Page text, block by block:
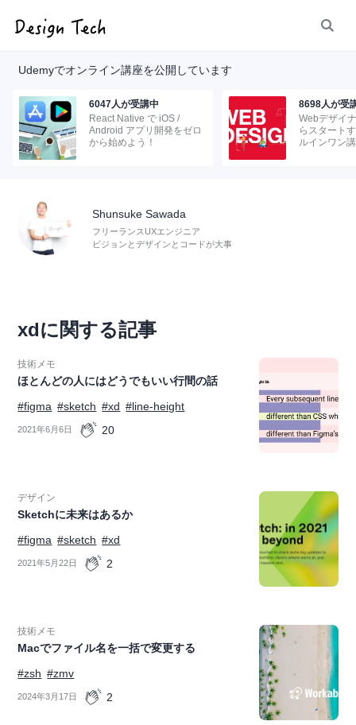
Udemyでオンライン講座を公開しています
6047人が受講中
React Native で iOS /
Android アプリ開発をゼロ
から始めよう！
8698人が受
Webデザイ
らスタート
ルインワン
xdに関する記事
技術メモ
ほとんどの人にはどうでもいい行間の話
#figma #sketch #xd #line-height
2021年6月6日 20
デザイン
Sketchに未来はあるか
#figma #sketch #xd
2021年5月22日 2
技術メモ
Macでファイル名を一括で変更する
#zsh #zmv
2024年3月17日 2
Shunsuke Sawada
フリーランスUXエンジニア
ビジョンとデザインとコードが大事